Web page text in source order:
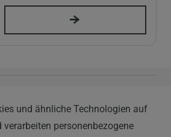
und ähnliche Technologien auf
verarbeiten personenbezogene